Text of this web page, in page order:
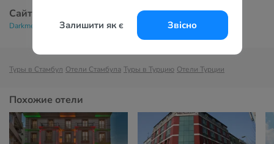
Залишити як є Звісно
Сайт
Darkmen Boutique Hotel 3*
Туры в Стамбул Отели Стамбула Туры в Турцию Отели Турции
Похожие отели